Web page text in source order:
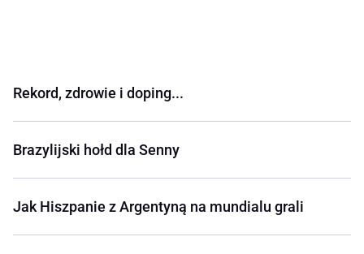
Rekord, zdrowie i doping...
Brazylijski hołd dla Senny
Jak Hiszpanie z Argentyną na mundialu grali